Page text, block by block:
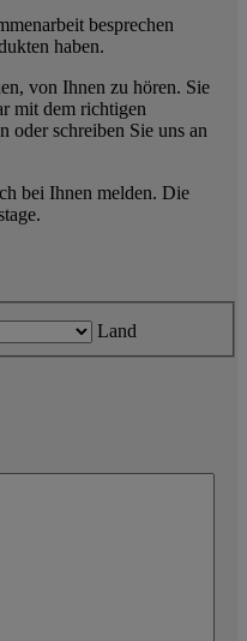
besprechen
haben.
von Ihnen zu hören. Sie
mit dem richtigen
oder schreiben Sie uns an
bei Ihnen melden. Die
Land